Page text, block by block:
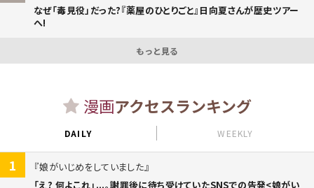
なぜ「毒見役」だった?『薬屋のひとりごと』日向夏さんが歴史ツアー
へ!
もっと見る
漫画アクセスランキング
DAILY WEEKLY
1
娘がいじめをしていました
「え? 何よこれ」...。謝罪後に待ち受けていたSNSでの告発<娘がい